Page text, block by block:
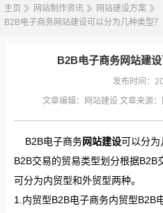
主页
网站制作资讯
网站建设方案
B2B电子商务网站建设可以分为几种类型？
B2B电子商务网站建设
发布时间：
文章编辑：
网站建设文章来源：
B2B电子商务网站建设可以分为
B2B交易的贸易类型划分根据B2B
可分为内贸型和外贸型两种。
1.内贸型B2B电子商务内贸型B2B